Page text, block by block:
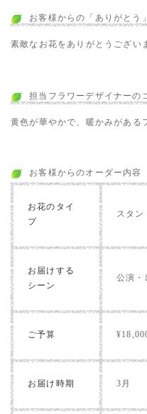
お客様からの「ありがとう
素敵なお花をありがとうござい
担当フラワーデザイナーの
黄色が華やかで、暖かみがある
お客様からのオーダー内容
お花のタイ
プ
スタン
お届けする
シーン
公演・
ご予算
お届け時期 3月